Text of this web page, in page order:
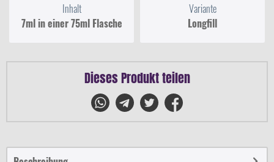
Inhalt
7ml in einer 75ml Flasche
Variante
Longfill
Dieses Produkt teilen